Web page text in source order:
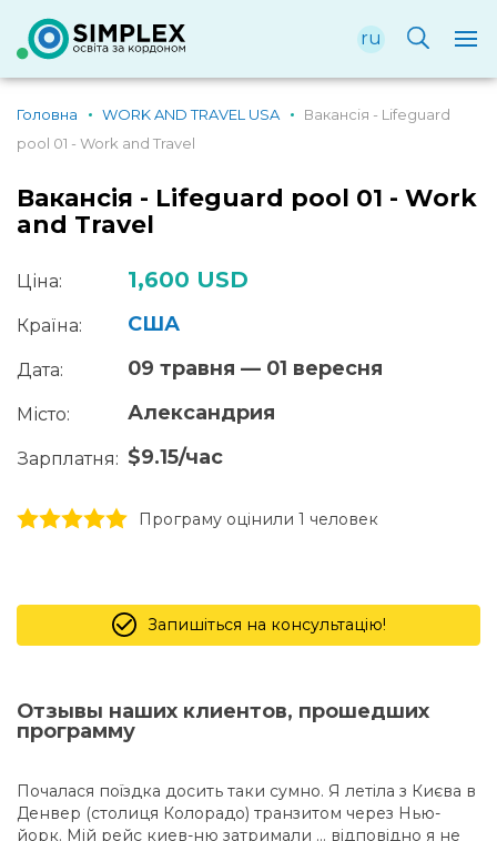
ru
Головна WORK AND TRAVEL USA
Вакансія - Lifeguard
pool 01 - Work and Travel
Вакансія - Lifeguard pool 01 - Work
and Travel
Ціна: 1,600 USD
Країна: США
Дата: 09 травня — 01 вересня
Місто: Александрия
Зарплатня: $9.15/час
5 stars
4 stars
3 stars
2 stars
1 stars Програму оцінили 1 человек
Запишіться на консультацію!
Отзывы наших клиентов, прошедших
программу
Почалася поїздка досить таки сумно. Я летіла з Києва в
Денвер (столиця Колорадо) транзитом через Нью-
йорк. Мій рейс киев-ню затримали ... відповідно я не